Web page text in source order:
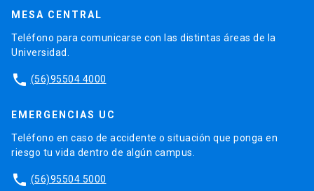
MESA CENTRAL
Teléfono para comunicarse con las distintas áreas de la
Universidad.
phone (56)95504 4000
EMERGENCIAS UC
Teléfono en caso de accidente o situación que ponga en
riesgo tu vida dentro de algún campus.
phone (56)95504 5000